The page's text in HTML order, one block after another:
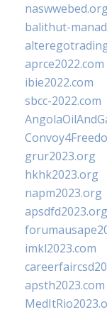
balithut-
aprce2022.com
ibie2022.com
sbcc-2022.com
grur2023.org
hkhk2023.org
napm2023.org
apsdfd2023.org
imkl2023.com
apsth2023.com